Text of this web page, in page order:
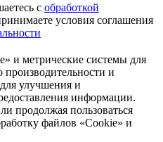
с обработкой
условия соглашения
и метрические системы для
и
улучшения и
информации.
продолжая пользоваться
файлов «Cookie» и